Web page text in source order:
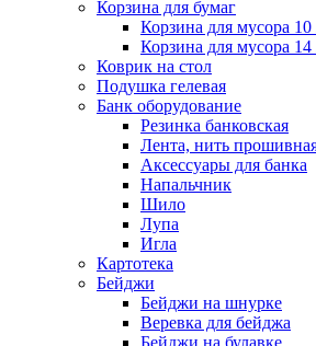
Корзина для бумаг
Корзина для мусора 10
Корзина для мусора 14
Коврик на стол
Подушка гелевая
Банк оборудование
Резинка банковская
Лента, нить
Аксессуары для банка
Напальчник
Шило
Лупа
Игла
Картотека
Бейджи
Бейджи на шнурке
Веревка для бейджа
Бейджи на булавке